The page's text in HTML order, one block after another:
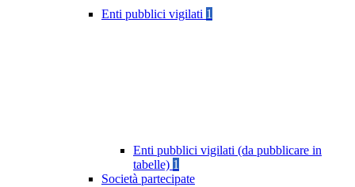
Enti pubblici vigilati 1
Enti pubblici vigilati (da pubblicare in
tabelle) 1
Società partecipate